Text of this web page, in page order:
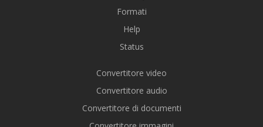
Formati
Help
Status
Convertitore video
Convertitore audio
Convertitore di documenti